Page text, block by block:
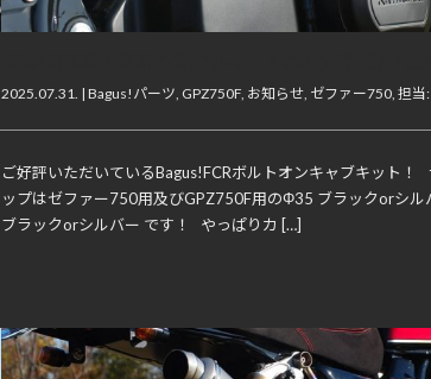
2025.07.31. | Bagus!パーツ, GPZ750F, お知らせ, ゼファー750, 担当
ご好評いただいているBagus!FCRボルトオンキャブキット！
ップはゼファー750用及びGPZ750F用のΦ35 ブラックorシ
ブラックorシルバー です！ やっぱりカ […]